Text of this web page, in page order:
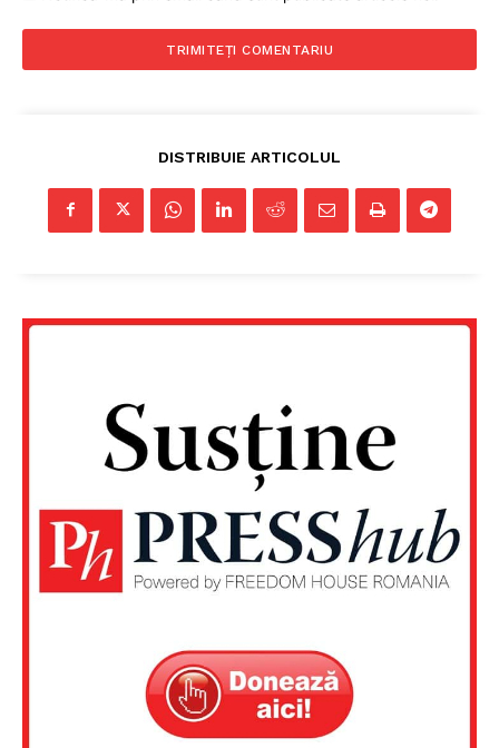
DISTRIBUIE ARTICOLUL